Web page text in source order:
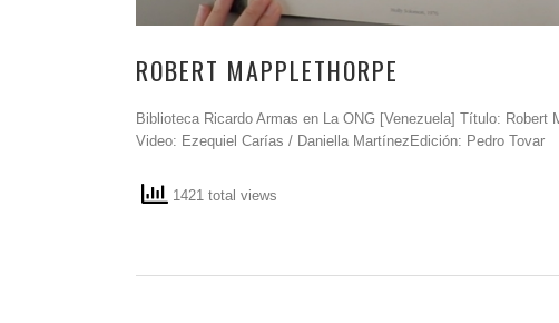
ROBERT MAPPLETHORPE
Biblioteca Ricardo Armas en La ONG [Venezuela] Título:
Video: Ezequiel Carías / Daniella MartínezEdición: Pedro Tovar
1421 total views